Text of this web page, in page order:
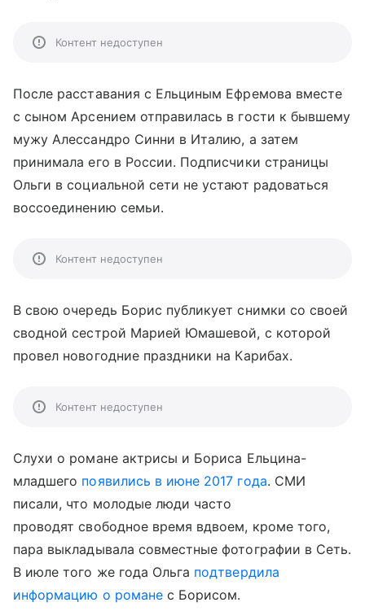
Контент недоступен
После расставания с Ельциным Ефремова вместе
с сыном Арсением отправилась в гости к бывшему
мужу Алессандро Синни в Италию, а затем
принимала его в России. Подписчики страницы
Ольги в социальной сети не устают радоваться
воссоединению семьи.
Контент недоступен
В свою очередь Борис публикует снимки со своей
сводной сестрой Марией Юмашевой, с которой
провел новогодние праздники на Карибах.
Контент недоступен
Слухи о романе актрисы и Бориса Ельцина-
младшего появились в июне 2017 года. СМИ
писали, что молодые люди часто
проводят свободное время вдвоем, кроме того,
пара выкладывала совместные фотографии в Сеть.
В июле того же года Ольга подтвердила
информацию о романес Борисом.